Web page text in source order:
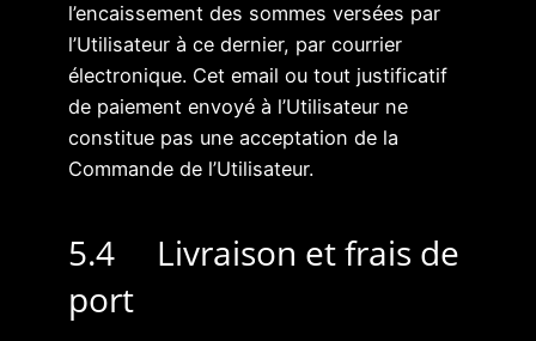
l’encaissement des sommes versées par
l’Utilisateur à ce dernier, par courrier
électronique. Cet email ou tout justificatif
de paiement envoyé à l’Utilisateur ne
constitue pas une acceptation de la
Commande de l’Utilisateur.
5.4 Livraison et frais de
port